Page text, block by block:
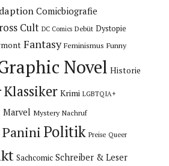
Comicbiografie
Cult DC Comics Debüt Dystopie
Fantasy Feminismus Funny
Novel Historie
Klassiker Krimi LGBTQIA+
Marvel Mystery Nachruf
Panini Politik Preise Queer
Sachcomic Schreiber & Leser